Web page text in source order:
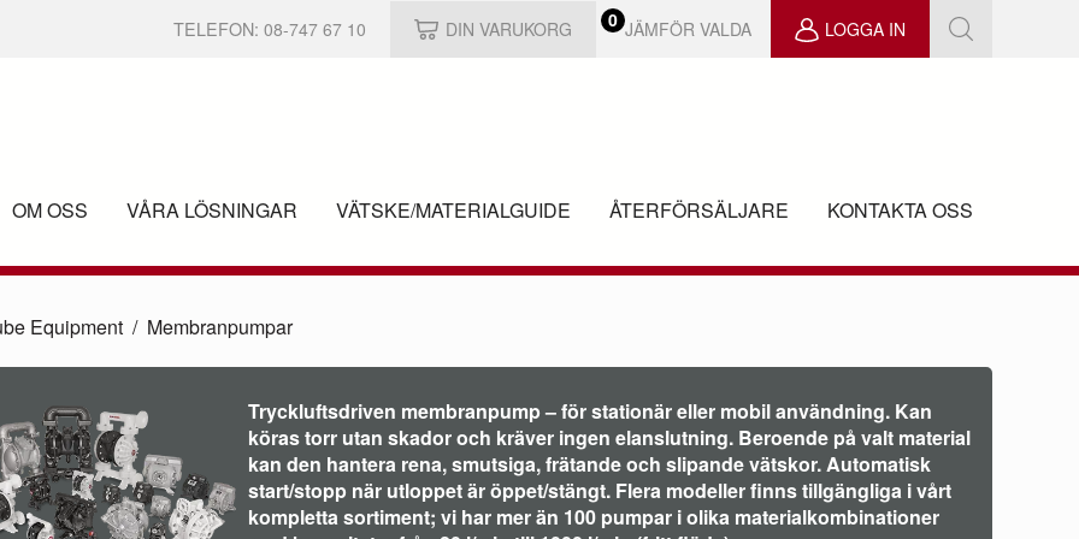
TELEFON:08-747 67 10 DIN VARUKORG 0 JÄMFÖR VALDA LOGGA IN
OM OSS VÅRA LÖSNINGAR VÄTSKE/MATERIALGUIDE ÅTERFÖRSÄLJARE KONTAKTA OSS
Equipment Membranpumpar
Tryckluftsdriven membranpump – för stationär eller mobil användning. Kan
köras torr utan skador och kräver ingen elanslutning. Beroende på valt material
kan den hantera rena, smutsiga, frätande och slipande vätskor. Automatisk
start/stopp när utloppet är öppet/stängt. Flera modeller finns tillgängliga i vårt
kompletta sortiment; vi har mer än 100 pumpar i olika materialkombinationer